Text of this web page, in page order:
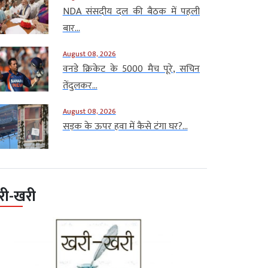
NDA संसदीय दल की बैठक में पहली
बार...
August 08, 2026
वनडे क्रिकेट के 5000 मैच पूरे, सचिन
तेंदुलकर...
August 08, 2026
सड़क के ऊपर हवा में कैसे टंगा घर?...
खरी